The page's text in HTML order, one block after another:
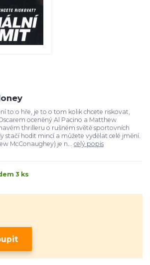
to o hře, je to o tom kolik chcete riskovat,
oceněný Al Pacino a Matthew
thrilleru o rušném světě sportovních
stačí hodit mincí a můžete vydělat celé jmění.
McConaughey) je n... celý popis
3 ks